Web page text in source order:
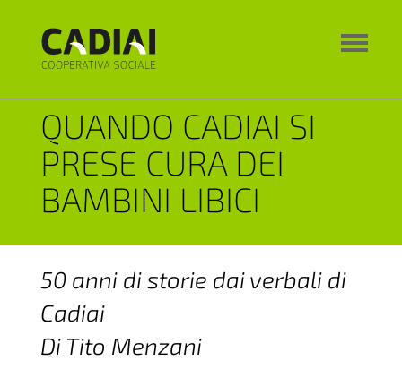
QUANDO CADIAI SI
PRESE CURA DEI
BAMBINI LIBICI
50 anni di storie dai verbali di
Cadiai
Di Tito Menzani